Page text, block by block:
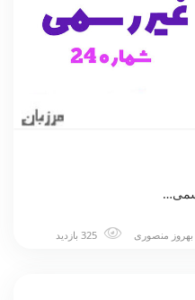
بهروز منصوری